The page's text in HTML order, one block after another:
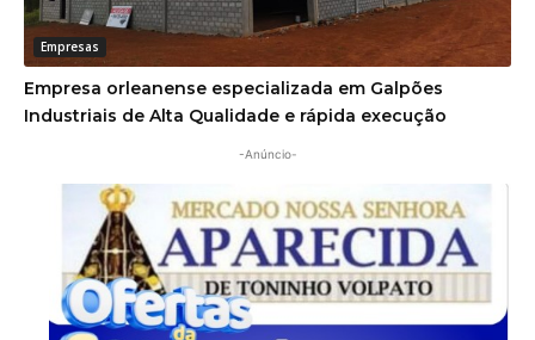
Empresas
Empresa orleanense especializada em Galpões
Industriais de Alta Qualidade e rápida execução
-Anúncio-